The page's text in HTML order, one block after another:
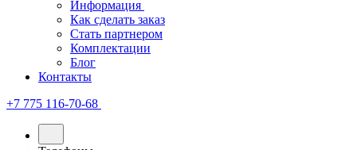
Информация
Как сделать заказ
Стать партнером
Комплектации
Блог
Контакты
+7 775 116-70-68